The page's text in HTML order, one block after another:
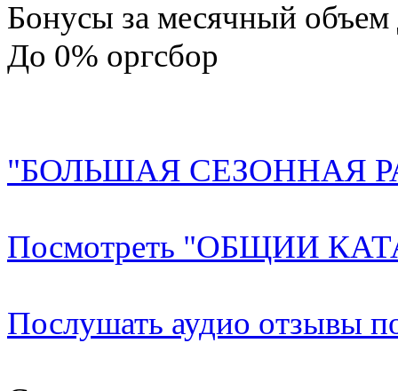
Бонусы за месячный объем
До 0% оргсбор
"БОЛЬШАЯ СЕЗОННАЯ
Посмотреть "ОБЩИИ
Послушать аудио отзывы